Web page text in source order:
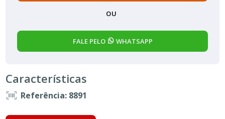
OU
FALE PELO WHATSAPP
Características
Referência: 8891